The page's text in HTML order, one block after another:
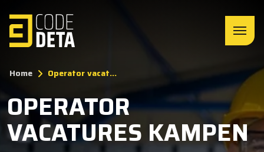
Home Operator vacat...
OPERATOR
VACATURES KAMPEN